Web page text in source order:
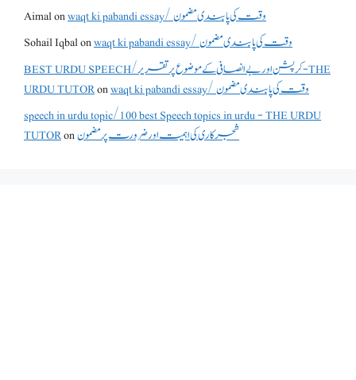
Aimalon
waqt ki pabandi essay/ وقت کی پابندی مضمون
Sohail Iqbalon
waqt ki pabandi essay/ وقت کی پابندی مضمون
BEST URDU SPEECH/کرپشن اور بے انصافی کے موضوع پر تقریر - THE
URDU TUTORon
waqt ki pabandi essay/ وقت کی پابندی مضمون
speech in urdu topic/100 best Speech topics in urdu - THE URDU
TUTORonشجرکاری کی اہمیت اور ضرورت پر مضمون